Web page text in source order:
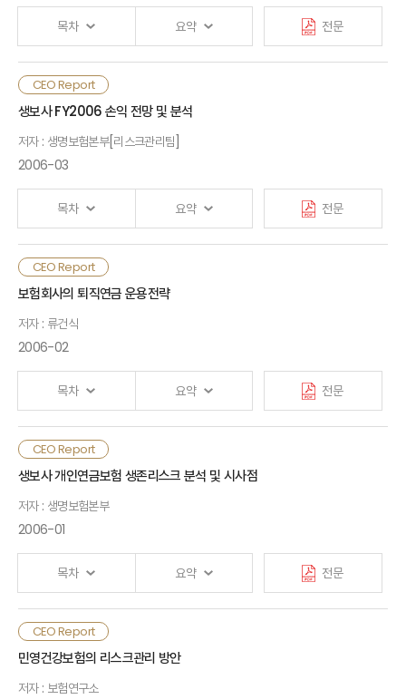
< 별첨 3 > 농작물재해보험 작물확대계획에 따른 보험료 규모 추정
자료
목차 요약 전문
CEO Report
생보사 FY2006 손익 전망 및 분석
저자 : 생명보험본부[리스크관리팀]
2006-03
목차 요약 전문
Ⅰ. 검토배경
Ⅱ. 손익 전망
Ⅲ. 그룹별 손익 전망 및 분석
Ⅳ. 시사점
<부록 1> 손익 민감도 분석
<부록 3> 손익 전망 주요 가정
CEO Report
보험회사의 퇴직연금 운용전략
저자 : 류건식
2006-02
목차 요약 전문
Ⅰ. 검토배경
Ⅱ. 퇴직연금제도의 운용특징 및 전망
1. 운용규정
2. 운용특징
3. 향후전망 및 시사점
CEO Report
생보사 개인연금보험 생존리스크 분석 및 시사점
저자 : 생명보험본부
2006-01
목차 요약 전문
CEO Report
민영건강보험의 리스크관리 방안
저자 : 보험연구소